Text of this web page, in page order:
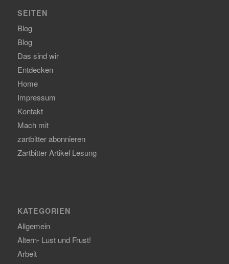
SEITEN
Blog
Blog
Das sind wir
Entdecken
Home
Impressum
Kontakt
Mach mit
zartbitter abonnieren
Zartbitter Artikel Lesung
KATEGORIEN
Allgemein
Altern- Lust und Frust!
Arbeit